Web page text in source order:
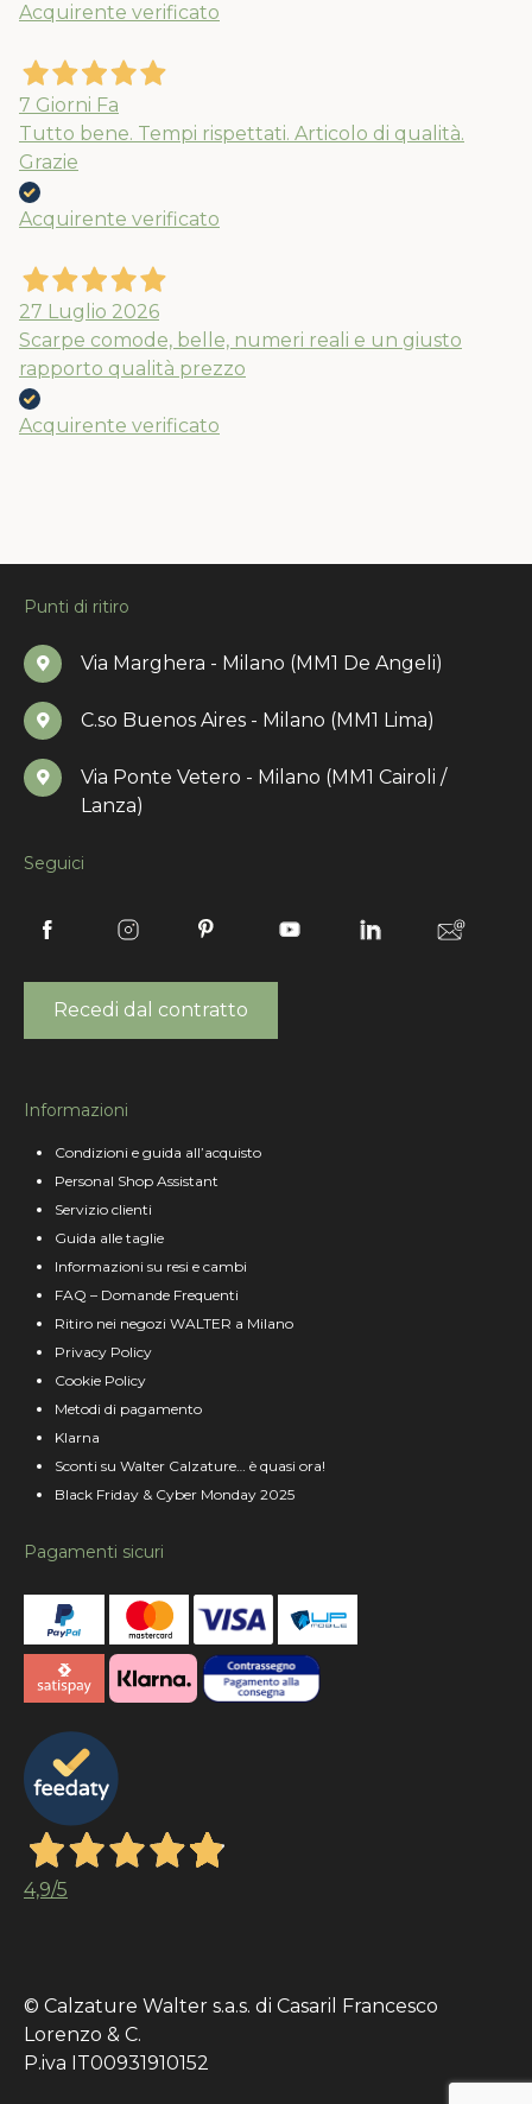
Acquirente verificato
7 Giorni Fa
Tutto bene. Tempi rispettati. Articolo di qualità.
Grazie
Acquirente verificato
27 Luglio 2026
Scarpe comode, belle, numeri reali e un giusto
rapporto qualità prezzo
Acquirente verificato
Punti di ritiro
Via Marghera - Milano (MM1 De Angeli)
C.so Buenos Aires - Milano (MM1 Lima)
Via Ponte Vetero - Milano (MM1 Cairoli /
Lanza)
Seguici
Recedi dal contratto
Informazioni
Condizioni e guida all’acquisto
Personal Shop Assistant
Servizio clienti
Guida alle taglie
Informazioni su resi e cambi
FAQ – Domande Frequenti
Ritiro nei negozi WALTER a Milano
Privacy Policy
Cookie Policy
Metodi di pagamento
Klarna
Sconti su Walter Calzature… è quasi ora!
Black Friday & Cyber Monday 2025
Pagamenti sicuri
4,9/5
© Calzature Walter s.a.s. di Casaril Francesco
Lorenzo & C.
P.iva IT00931910152